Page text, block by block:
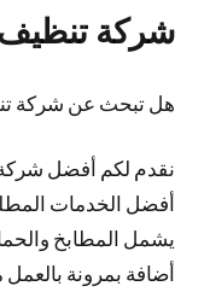
شركة تنظيف
هل تبحث عن شركة
نقدم لكم أفضل شركة
أفضل الخدمات
يشمل المطابخ
أضافة بمرونة بالعمل